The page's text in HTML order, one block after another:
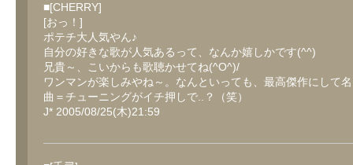
■[CHERRY]
[おっ！]
ポテチ大人気やん♪
自分の好きな歌が人気あるって、なんか嬉しかです(^^)
兄貴～、こいからも歌聴かせてね(^O^)/
ワンマンが楽しみやね～。なんといっても、最高傑作にして
曲＝チューニングがイチ押しで..？（笑）
J* 2005/08/25(木)21:59